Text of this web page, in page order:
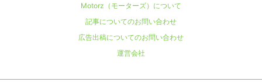
Motorz（モーターズ）について
記事についてのお問い合わせ
広告出稿についてのお問い合わせ
運営会社